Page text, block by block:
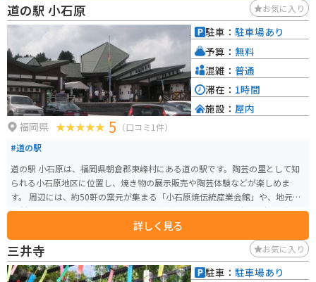
道の駅 小石原 お気に入り
福岡県 5 （口コミ1件）
#道の駅
道の駅 小石原は、福岡県朝倉郡東峰村にある道の駅です。陶芸の里として知
られる小石原地区に位置し、焼き物の展示販売や陶芸体験などが楽しめま
す。 周辺には、約50軒の窯元が集まる「小石原焼伝統産業会館」や、地元の
食材を使った料理が味わえる飲食店などがあります。また、春には桜、秋に
は紅葉の名所としても知られています。 バイクで訪れる場合、道の駅には広
い駐車場が完備されているので安心です。ツーリングの休憩場所としても最
適で、周辺には自然豊かなワインディングロードが広がっているので、バイ
クでの観光もおすすめです。 小石原焼は、日々の暮らしに馴染む素朴な風合
詳しく見る
駐車： 駐車場あり
予算： 無料
混雑： 普通
滞在： 1時間
施設： 屋内
三井寺 お気に入り
駐車： 駐車場あり